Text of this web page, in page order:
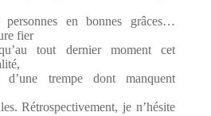
personnes en bonnes grâces…
fier
tout dernier moment cet
d’une trempe dont manquent
Rétrospectivement, je n’hésite